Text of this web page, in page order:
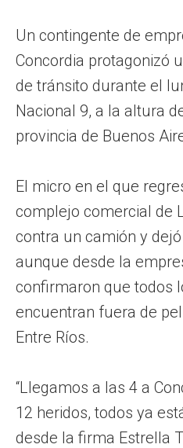
Un contingente de
Concordia protagonizó
de tránsito durante el
Nacional 9, a la altura
provincia de Buenos
El micro en el que
complejo comercial de
contra un camión y
aunque desde la
confirmaron que todos
encuentran fuera de
Entre Ríos.
“Llegamos a las 4 a
12 heridos, todos ya
desde la firma Estrella